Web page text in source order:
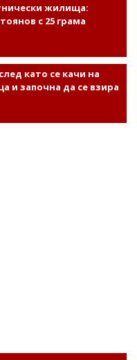
жилища:
с 25 грама
като се качи на
и започна да се взира